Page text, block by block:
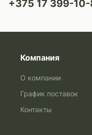
+375 17 399-
Компания
О компании
График поставок
Контакты